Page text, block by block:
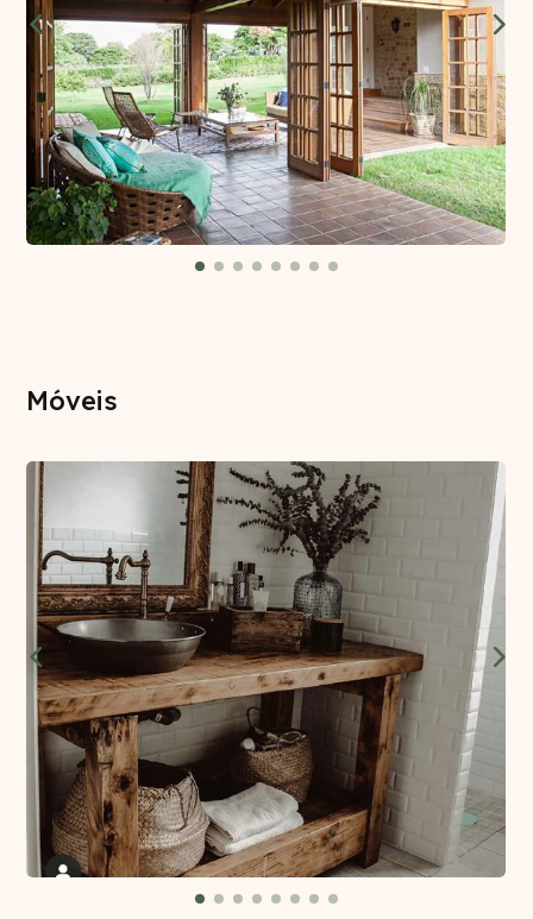
Móveis